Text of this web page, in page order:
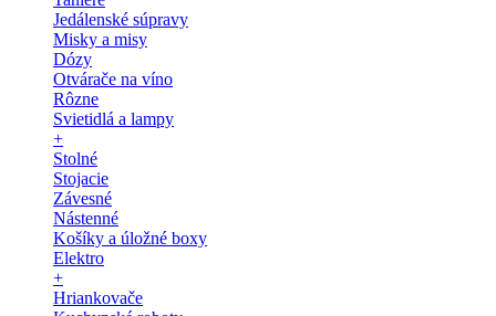
Jedálenské súpravy
Misky a misy
Dózy
Otvárače na víno
Rôzne
Svietidlá a lampy
+
Stolné
Stojacie
Závesné
Nástenné
Košíky a úložné boxy
Elektro
+
Hriankovače